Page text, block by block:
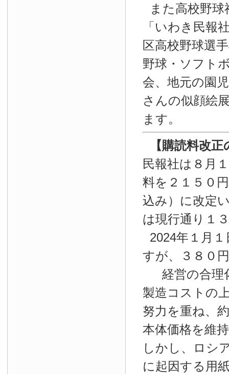
また高校野
「いわき民報
区高校野球選
野球・ソフト
会、地元の園
さんの似顔絵
ます。
【購読料改正
民報社は８月
料を２１５０
込み）に改定
は現行通り１
2024年１月１
すが、３８０
経営の合理
製造コストの
努力を重ね、
本体価格を維
しかし、ロシ
に起因する用